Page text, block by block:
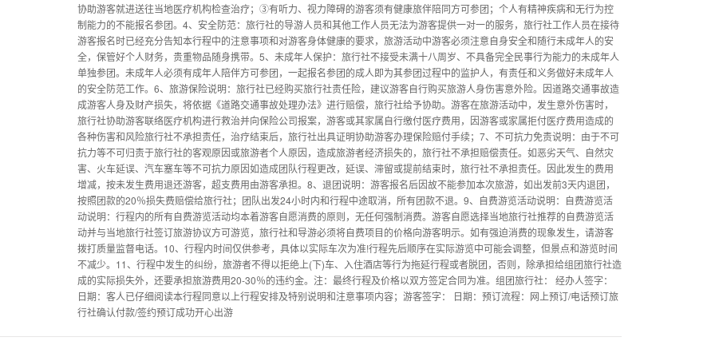
协助游客就进送往当地医疗机构检查治疗；③有听力、视力障碍的游客须有健康旅伴陪同方可参团；个人有精神疾病和无行为控
制能力的不能报名参团。4、安全防范：旅行社的导游人员和其他工作人员无法为游客提供一对一的服务，旅行社工作人员在接待
游客报名时已经充分告知本行程中的注意事项和对游客身体健康的要求，旅游活动中游客必须注意自身安全和随行未成年人的安
全，保管好个人财务，贵重物品随身携带。5、未成年人保护：旅行社不接受未满十八周岁、不具备完全民事行为能力的未成年人
单独参团。未成年人必须有成年人陪伴方可参团，一起报名参团的成人即为其参团过程中的监护人，有责任和义务做好未成年人
的安全防范工作。6、旅游保险说明：旅行社已经购买旅行社责任险，建议游客自行购买旅游人身伤害意外险。因道路交通事故造
成游客人身及财产损失，将依据《道路交通事故处理办法》进行赔偿，旅行社给予协助。游客在旅游活动中，发生意外伤害时，
旅行社协助游客联络医疗机构进行救治并向保险公司报案，游客或其家属自行缴付医疗费用，因游客或家属拒付医疗费用造成的
各种伤害和风险旅行社不承担责任，治疗结束后，旅行社出具证明协助游客办理保险赔付手续；7、不可抗力免责说明：由于不可
抗力等不可归责于旅行社的客观原因或旅游者个人原因，造成旅游者经济损失的，旅行社不承担赔偿责任。如恶劣天气、自然灾
害、火车延误、汽车塞车等不可抗力原因如造成团队行程更改，延误、滞留或提前结束时，旅行社不承担责任。因此发生的费用
增减，按未发生费用退还游客，超支费用由游客承担。8、退团说明：游客报名后因故不能参加本次旅游，如出发前3天内退团，
按照团款的20％损失费赔偿给旅行社；团队出发24小时内和行程中途取消，所有团款不退。9、自费游览活动说明：自费游览活
动说明：行程内的所有自费游览活动均本着游客自愿消费的原则，无任何强制消费。游客自愿选择当地旅行社推荐的自费游览活
动并与当地旅行社签订旅游协议方可游览，旅行社和导游必须将自费项目的价格向游客明示。如有强迫消费的现象发生，请游客
拨打质量监督电话。10、行程内时间仅供参考，具体以实际车次为准!行程先后顺序在实际游览中可能会调整，但景点和游览时间
不减少。11、行程中发生的纠纷，旅游者不得以拒绝上(下)车、入住酒店等行为拖延行程或者脱团，否则，除承担给组团旅行社造
成的实际损失外，还要承担旅游费用20-30％的违约金。注：最终行程及价格以双方签定合同为准。组团旅行社： 经办人签字：
日期：客人已仔细阅读本行程同意以上行程安排及特别说明和注意事项内容；游客签字： 日期：预订流程：网上预订/电话预订旅
行社确认付款/签约预订成功开心出游